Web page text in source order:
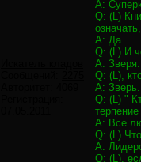
A:
Q: (L)
A: Да.
Q: (L) И
A:
Q: (L),
A: Зверь.
Q: (L) "
A: Все
Q: (L)
A:
Q: (L),